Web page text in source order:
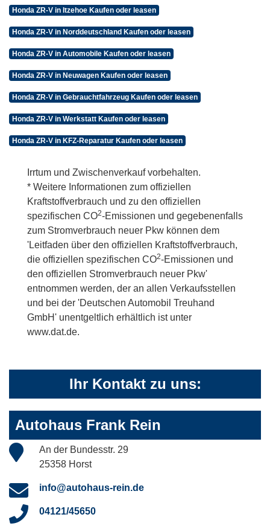
Honda ZR-V in Itzehoe Kaufen oder leasen
Honda ZR-V in Norddeutschland Kaufen oder leasen
Honda ZR-V in Automobile Kaufen oder leasen
Honda ZR-V in Neuwagen Kaufen oder leasen
Honda ZR-V in Gebrauchtfahrzeug Kaufen oder leasen
Honda ZR-V in Werkstatt Kaufen oder leasen
Honda ZR-V in KFZ-Reparatur Kaufen oder leasen
Irrtum und Zwischenverkauf vorbehalten.
* Weitere Informationen zum offiziellen
Kraftstoffverbrauch und zu den offiziellen
spezifischen CO2-Emissionen und gegebenenfalls
zum Stromverbrauch neuer Pkw können dem
'Leitfaden über den offiziellen Kraftstoffverbrauch,
die offiziellen spezifischen CO2-Emissionen und
den offiziellen Stromverbrauch neuer Pkw'
entnommen werden, der an allen Verkaufsstellen
und bei der 'Deutschen Automobil Treuhand
GmbH' unentgeltlich erhältlich ist unter
www.dat.de.
Ihr Kontakt zu uns:
Autohaus Frank Rein
An der Bundesstr. 29
25358 Horst
info@autohaus-rein.de
04121/45650